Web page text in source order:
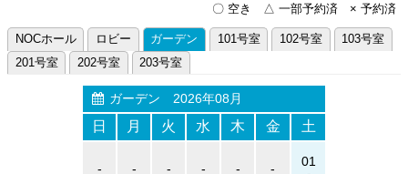
〇 空き △ 一部予約済 × 予約済
NOCホール ロビー ガーデン 101号室 102号室
103号室
201号室
202号室 203号室
ガーデン 2026年08月
日 月 火 水 木 金 土
- - - - - - 01